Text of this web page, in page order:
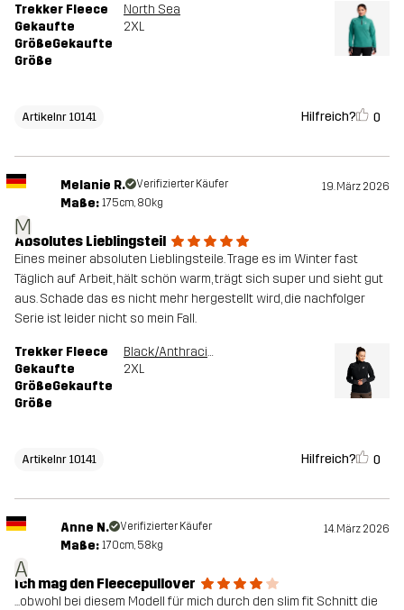
Trekker Fleece
North Sea
Gekaufte
GrößeGekaufte
Größe
2XL
Artikelnr 10141 Hilfreich? 0
M
Melanie R. Verifizierter Käufer 19. März 2026
Maße: 175cm, 80kg
Absolutes Lieblingsteil
Eines meiner absoluten Lieblingsteile. Trage es im Winter fast
Täglich auf Arbeit, hält schön warm, trägt sich super und sieht gut
aus. Schade das es nicht mehr hergestellt wird, die nachfolger
Serie ist leider nicht so mein Fall.
Trekker Fleece
Black/Anthracite
Gekaufte
GrößeGekaufte
Größe
2XL
Artikelnr 10141 Hilfreich? 0
A
Anne N. Verifizierter Käufer 14. März 2026
Maße: 170cm, 58kg
Ich mag den Fleecepullover
...obwohl bei diesem Modell für mich durch den slim fit Schnitt die